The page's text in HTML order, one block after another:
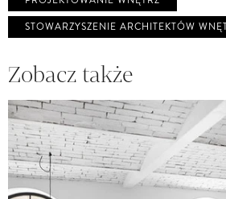
STOWARZYSZENIE ARCHITEKTÓW
Zobacz także